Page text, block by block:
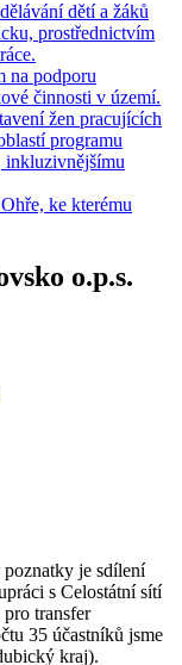
dětí a žáků
prostřednictvím
na podporu
činnosti v území.
žen pracujících
programu
inkluzivnějšímu
ke kterému
o.p.s.
poznatky je sdílení
s Celostátní sítí
transfer
35 účastníků jsme
kraj).